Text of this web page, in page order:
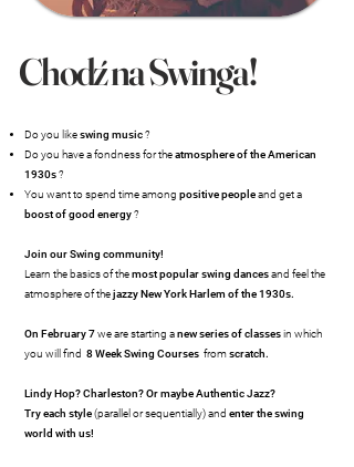
Chodź na Swinga!
Do you likeswing music?
Do you have a fondness for theatmosphere of the American
1930s?
You want to spend time among positive peopleand get a
boost of good energy?
Join our Swing community!
Learn the basics of themost popular swing dancesand feel the
atmosphere of thejazzy New York Harlem of the 1930s.
On February 7we are starting anew series of classesin which
you will find 8 Week Swing Courses fromscratch.
Lindy Hop? Charleston? Or maybe Authentic Jazz?
Try each style(parallel or sequentially) and enter the swing
world with us!